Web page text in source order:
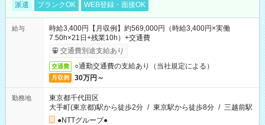
派遣 ブランクOK WEB登録・面接OK
給与
時給3,400円【月収例】約569,000円（時給3,400円×実働
7.50h×21日+残業10h）+交通費
交通費別途支給あり
交通費 ○通勤交通費の支給あり（当社規定による）
月収例 30万円～
勤務地
東京都千代田区
大手町(東京都)駅から徒歩2分 / 東京駅から徒歩8分 / 三越前駅
●NTTグループ●